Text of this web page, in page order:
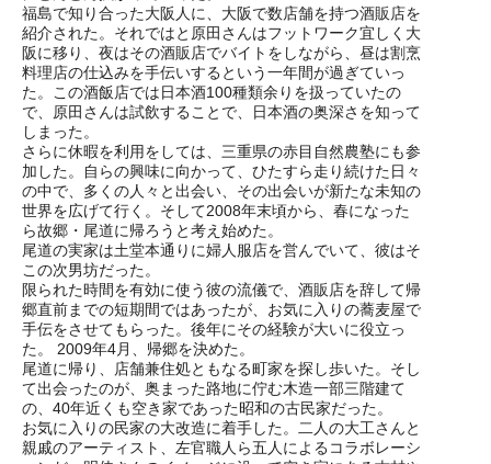
福島で知り合った大阪人に、大阪で数店舗を持つ酒販店を
紹介された。それではと原田さんはフットワーク宜しく大
阪に移り、夜はその酒販店でバイトをしながら、昼は割烹
料理店の仕込みを手伝いするという一年間が過ぎていっ
た。この酒飯店では日本酒100種類余りを扱っていたの
で、原田さんは試飲することで、日本酒の奥深さを知って
しまった。
さらに休暇を利用をしては、三重県の赤目自然農塾にも参
加した。自らの興味に向かって、ひたすら走り続けた日々
の中で、多くの人々と出会い、その出会いが新たな未知の
世界を広げて行く。そして2008年末頃から、春になった
ら故郷・尾道に帰ろうと考え始めた。
尾道の実家は土堂本通りに婦人服店を営んでいて、彼はそ
この次男坊だった。
限られた時間を有効に使う彼の流儀で、酒販店を辞して帰
郷直前までの短期間ではあったが、お気に入りの蕎麦屋で
手伝をさせてもらった。後年にその経験が大いに役立っ
た。 2009年4月、帰郷を決めた。
尾道に帰り、店舗兼住処ともなる町家を探し歩いた。そし
て出会ったのが、奥まった路地に佇む木造一部三階建て
の、40年近くも空き家であった昭和の古民家だった。
お気に入りの民家の大改造に着手した。二人の大工さんと
親戚のアーティスト、左官職人ら五人によるコラボレーシ